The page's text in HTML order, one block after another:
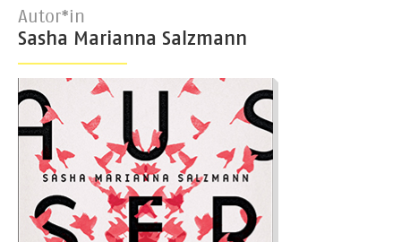
Autor*in
Sasha Marianna Salzmann